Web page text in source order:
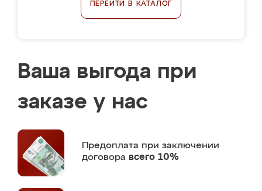
ПЕРЕЙТИ В КАТАЛОГ
Ваша выгода при
заказе у нас
Предоплата при заключении
договора всего 10%